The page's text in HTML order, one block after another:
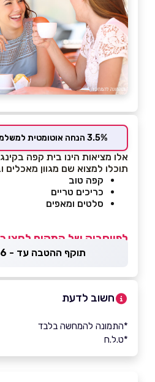
3.5% הנחה אוטומטית למשלמים בכרטיס המועדון
אלו מציאות הינו בית קפה
תוכלו למצוא שם מגוון מאכלים
קפה טוב
כריכים טריים
סלטים ומאפים
לפייסבוק של המקום לחצו
תוקף ההטבה עד - 09.09.2026
חשוב לדעת
*התמונה להמחשה בלבד
*ט.ל.ח